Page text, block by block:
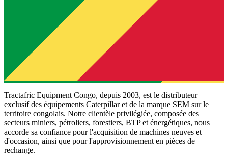
Tractafric Equipment Congo, depuis 2003, est le distributeur
exclusif des équipements Caterpillar et de la marque SEM sur le
territoire congolais. Notre clientèle privilégiée, composée des
secteurs miniers, pétroliers, forestiers, BTP et énergétiques, nous
accorde sa confiance pour l'acquisition de machines neuves et
d'occasion, ainsi que pour l'approvisionnement en pièces de
rechange.